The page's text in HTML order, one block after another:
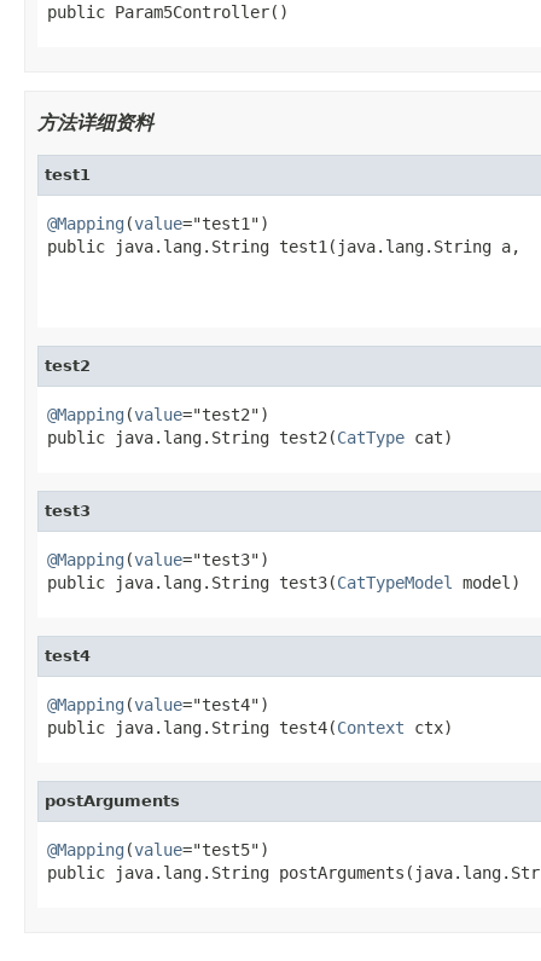
public Param5Controller()
方法详细资料
test1
@Mapping (value="test1")
public java.lang.String test1(java.lang.String a,
test2
@Mapping (value="test2")
public java.lang.String test2(CatType cat)
test3
@Mapping (value="test3")
public java.lang.String test3(CatTypeModel model)
test4
@Mapping (value="test4")
public java.lang.String test4(Context ctx)
postArguments
@Mapping (value="test5")
public java.lang.String